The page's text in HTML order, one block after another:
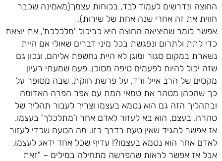
החוצה ונדרשים לעמוד לבד, בכוחות עצמך(מאמינה שכבר
חווית את זה אחרי שנה אחת של שירות).
אפשר לומר שהיציאה החוצה היא כביכול 'מלכלכת', את יוצאת
כדי לתת ולתרום ונפגשת בכל מיני דברים שאולי אם היית
נשארת במקום סגור ומוגן לא היית נחשפת אליהם, ונכון גם
שזה יכול להיות לפעמים טיפה מסוכן. פעם שמעתי רעיון
מקסים של הרב אייל ורד, על פרשת חוקת, שבה מסופר על
כך שהכהן מטהר את טמאי המת עם אפר הפרה האדומה
ובתהליך הזה גם הוא נטמא בעצמו וצריך לעבור תהליך של
טהרה. בעצם, הוא בא לעזור לאדם אחר ו'מתלכלך' בעצמו.
אז אפשר להגיד שאין טעם בדרך כזו. מה הטעם שכדי לעזור
לאדם אחר הוא נטמא בעצמו?! עדיף שכל אחד ידאג לעצמו.
אבל אז אפשר לראות שהפרשה מתחילה במילים – "זאת